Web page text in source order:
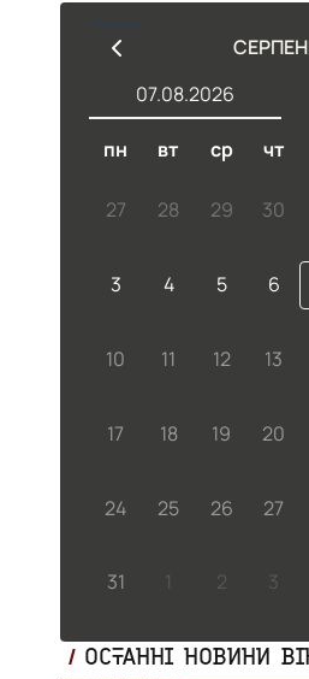
07.08.2026
пн вт ср чт
27 28 29 30
3 4 5 6
10 11 12 13
17 18 19 20
24 25 26 27
31 1 2 3
ОСТАННІ НОВИНИ